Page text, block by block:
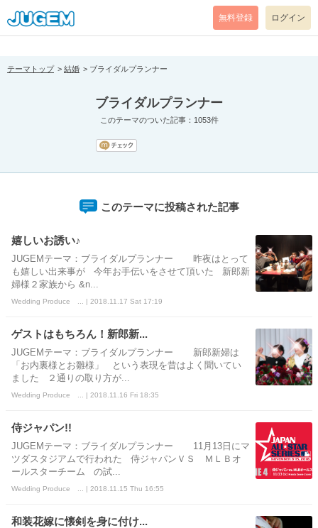
[pear_error: message="Success" code=0 mode=return level=notice
prefix="" info=""]
無料登録 ログイン
テーマトップ 結婚 ブライダルプランナー
ブライダルプランナー
このテーマのついた記事：1053件
このテーマに投稿された記事
嬉しいお誘い♪
JUGEMテーマ：ブライダルプランナー 昨夜はとって
も嬉しい出来事が 今年お手伝いをさせて頂いた 新郎新
婦様２家族から &n...
Wedding Produce ... | 2018.11.17 Sat 17:19
ゲストはもちろん！新郎新...
JUGEMテーマ：ブライダルプランナー 新郎新婦は
「お内裏様とお雛様」 という表現を昔はよく聞いてい
ました ２通りの取り方が...
Wedding Produce ... | 2018.11.16 Fri 18:35
侍ジャパン!!
JUGEMテーマ：ブライダルプランナー 11月13日にマ
ツダスタジアムで行われた 侍ジャパンＶＳ ＭＬＢオ
ールスターチーム の試...
Wedding Produce ... | 2018.11.15 Thu 16:55
和装花嫁に懐剣を身に付け...